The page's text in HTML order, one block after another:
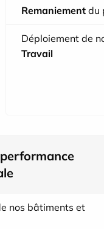
liées l'usage de
scientifiques
Remaniementdu
Déploiement de
Travail
80 % de
nos bâtiments et